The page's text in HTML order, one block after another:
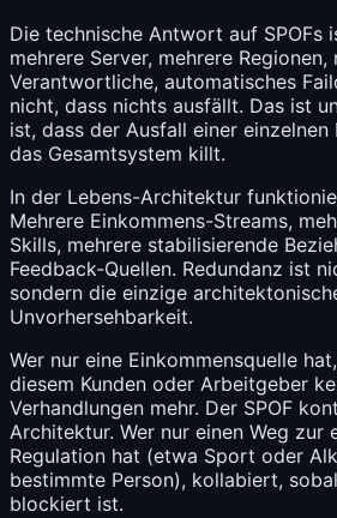
Die technische Antwort auf SPOFs
mehrere Server, mehrere Regionen,
Verantwortliche, automatisches
nicht, dass nichts ausfällt. Das ist
ist, dass der Ausfall einer einzelnen
das Gesamtsystem killt.
In der Lebens-Architektur
Mehrere Einkommens-Streams,
Skills, mehrere stabilisierende
Feedback-Quellen. Redundanz ist
sondern die einzige
Unvorhersehbarkeit.
Wer nur eine Einkommensquelle
diesem Kunden oder Arbeitgeber
Verhandlungen mehr. Der SPOF
Architektur. Wer nur einen Weg zur
Regulation hat (etwa Sport oder
bestimmte Person), kollabiert,
blockiert ist.